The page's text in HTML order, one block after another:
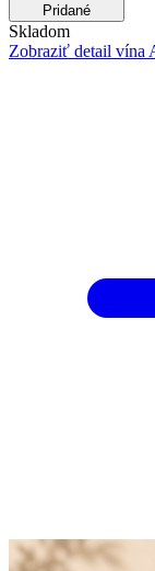
Pridané
Skladom
Zobraziť detail vína